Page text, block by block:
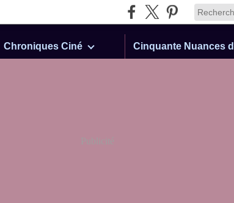
Chroniques Ciné
Publicité